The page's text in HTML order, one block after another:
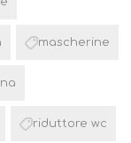
mascherine
riduttore wc